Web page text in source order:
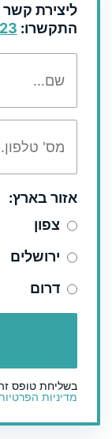
ליצירת קשר
התקשרו:
אזור בארץ:
צפון
ירושלים
דרום
בשליחת טופס
מדיניות